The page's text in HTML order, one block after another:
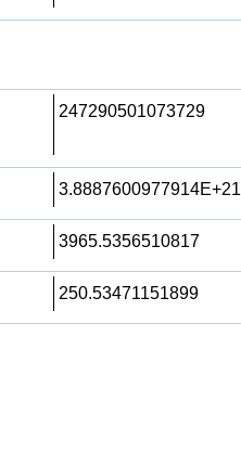
247290501073729
3.8887600977914E+21
3965.5356510817
250.53471151899